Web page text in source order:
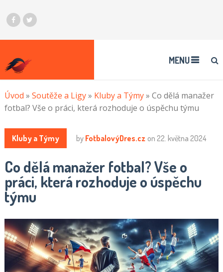
MENU
Úvod » Soutěže a Ligy» Kluby a Týmy» Co dělá manažer
fotbal? Vše o práci, která rozhoduje o úspěchu týmu
Kluby a Týmy by FotbalovýDres.cz on 22. května 2024
Co dělá manažer fotbal? Vše o
práci, která rozhoduje o úspěchu
týmu